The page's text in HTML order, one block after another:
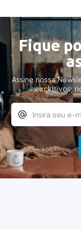
Fique
Assine nossa
exclusivos,